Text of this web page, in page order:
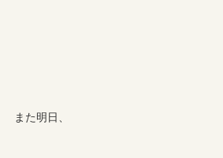
また明日、